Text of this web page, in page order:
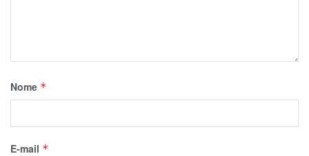
Nome *
E-mail *